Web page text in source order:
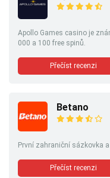
Apollo Games casino je
000 a 100 free spinů.
Přečíst recenzi
Betano
První zahraniční sázkovka
Přečíst recenzi